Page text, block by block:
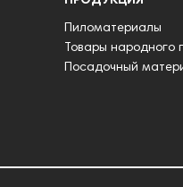
Пиломатериалы
Товары народного
Посадочный